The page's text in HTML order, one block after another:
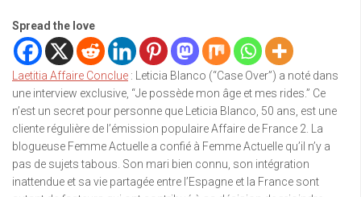
Spread the love
Laetitia Affaire Conclue : Leticia Blanco (“Case Over”) a noté dans
une interview exclusive, “Je possède mon âge et mes rides.” Ce
n’est un secret pour personne que Leticia Blanco, 50 ans, est une
cliente régulière de l’émission populaire Affaire de France 2. La
blogueuse Femme Actuelle a confié à Femme Actuelle qu’il n’y a
pas de sujets tabous. Son mari bien connu, son intégration
inattendue et sa vie partagée entre l’Espagne et la France sont